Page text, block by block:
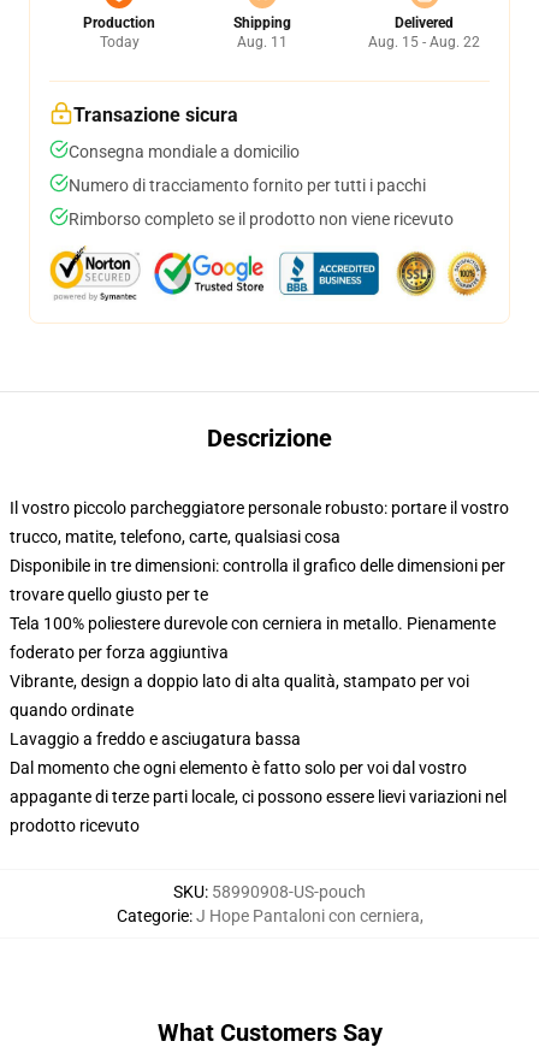
Production
Today
Shipping
Aug. 11
Delivered
Aug. 15 - Aug. 22
Transazione sicura
Consegna mondiale a domicilio
Numero di tracciamento fornito per tutti i pacchi
Rimborso completo se il prodotto non viene ricevuto
Descrizione
Il vostro piccolo parcheggiatore personale robusto: portare il vostro
trucco, matite, telefono, carte, qualsiasi cosa
Disponibile in tre dimensioni: controlla il grafico delle dimensioni per
trovare quello giusto per te
Tela 100% poliestere durevole con cerniera in metallo. Pienamente
foderato per forza aggiuntiva
Vibrante, design a doppio lato di alta qualità, stampato per voi
quando ordinate
Lavaggio a freddo e asciugatura bassa
Dal momento che ogni elemento è fatto solo per voi dal vostro
appagante di terze parti locale, ci possono essere lievi variazioni nel
prodotto ricevuto
SKU: 58990908-US-pouch
Categorie:J Hope Pantaloni con cerniera,
What Customers Say